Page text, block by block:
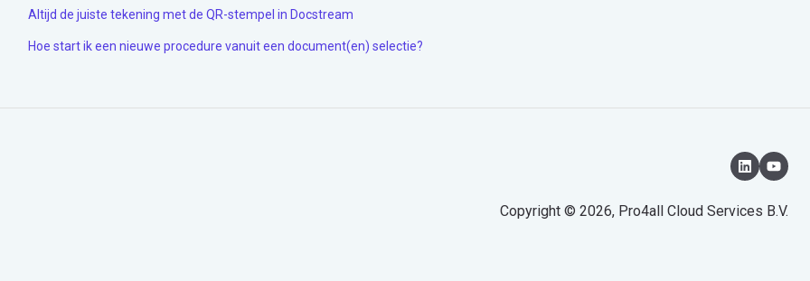
Altijd de juiste tekening met de QR-stempel in Docstream
Hoe start ik een nieuwe procedure vanuit een document(en) selectie?
Copyright © 2026, Pro4all Cloud Services B.V.